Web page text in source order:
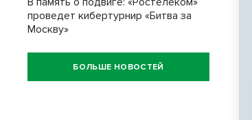
проведет кибертурнир «Битва за
Москву»
БОЛЬШЕ НОВОСТЕЙ